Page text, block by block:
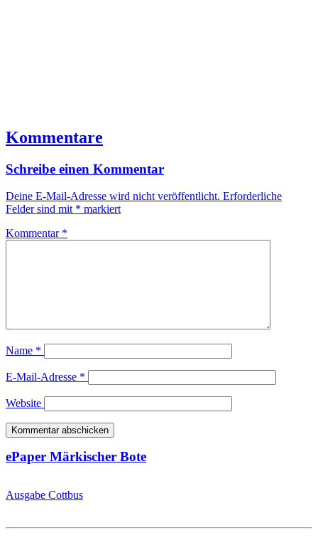
Kommentare
Schreibe einen Kommentar
Deine E-Mail-Adresse wird nicht veröffentlicht. Erforderliche
Felder sind mit * markiert
Kommentar *
Name *
E-Mail-Adresse *
Website
ePaper Märkischer Bote
Ausgabe Cottbus